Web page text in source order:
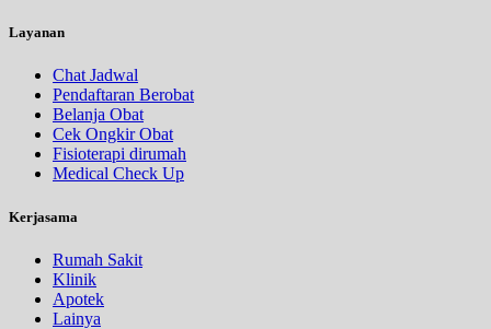
Layanan
Chat Jadwal
Pendaftaran Berobat
Belanja Obat
Cek Ongkir Obat
Fisioterapi dirumah
Medical Check Up
Kerjasama
Rumah Sakit
Klinik
Apotek
Lainya